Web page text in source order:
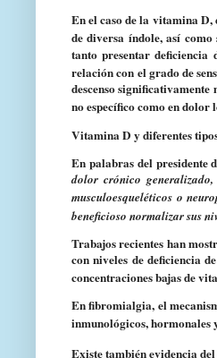
En el caso de la vitamina D,
de diversa índole, así
tanto presentar
relación con el grado de
descenso
no específico como en dolor
Vitamina D y diferentes
En palabras del presidente
dolor crónico
musculoesqueléticos o
beneficioso normalizar sus
Trabajos recientes han
con niveles de deficiencia
concentraciones bajas de
Enfibromialgia, el
inmunológicos, hormonales
Existe también evidencia